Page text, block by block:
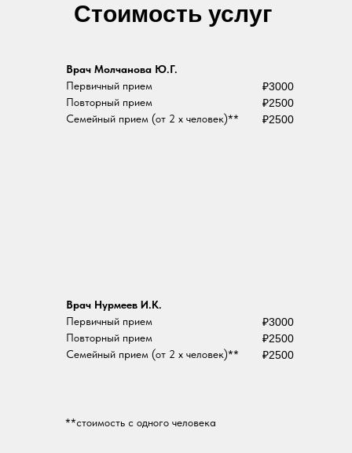
Cтоимость услуг
Врач Молчанова Ю.Г.
Первичный прием
Повторный прием
Семейный прием (от 2 х человек)**
₽3000
₽2500
₽2500
**стоимость с одного человека
Врач Нурмеев И.К.
Первичный прием
Повторный прием
Семейный прием (от 2 х человек)**
₽3000
₽2500
₽2500